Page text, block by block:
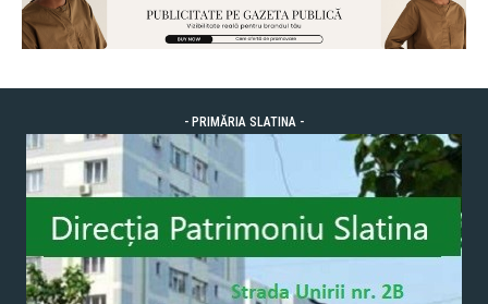
- PRIMĂRIA SLATINA -